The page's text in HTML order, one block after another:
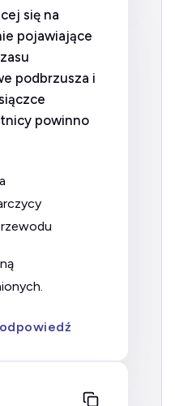
się na
pojawiające
podbrzusza i
powinno